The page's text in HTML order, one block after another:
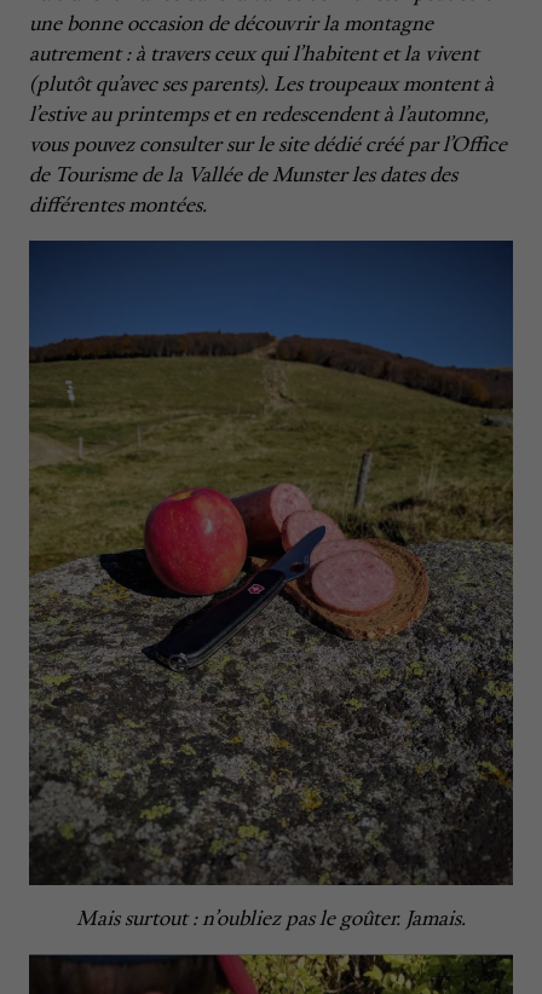
une bonne occasion de découvrir la montagne
autrement : à travers ceux qui l’habitent et la vivent
(plutôt qu’avec ses parents). Les troupeaux montent à
l’estive au printemps et en redescendent à l’automne,
vous pouvez consulter sur le site dédié créé par l’Office
de Tourisme de la Vallée de Munster les dates des
différentes montées.
Mais surtout : n’oubliez pas le goûter. Jamais.